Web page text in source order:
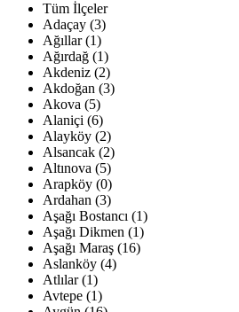
Tüm İlçeler
Adaçay (3)
Ağıllar (1)
Ağırdağ (1)
Akdeniz (2)
Akdoğan (3)
Akova (5)
Alaniçi (6)
Alayköy (2)
Alsancak (2)
Altınova (5)
Arapköy (0)
Ardahan (3)
Aşağı Bostancı (1)
Aşağı Dikmen (1)
Aşağı Maraş (16)
Aslanköy (4)
Atlılar (1)
Avtepe (1)